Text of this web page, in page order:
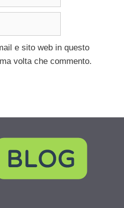
e sito web in questo
volta che commento.